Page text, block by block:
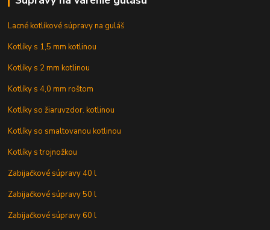
Lacné kotlíkové súpravy na guláš
Kotlíky s 1,5 mm kotlinou
Kotlíky s 2 mm kotlinou
Kotlíky s 4,0 mm roštom
Kotlíky so žiaruvzdor. kotlinou
Kotlíky so smaltovanou kotlinou
Kotlíky s trojnožkou
Zabijačkové súpravy 40 l
Zabijačkové súpravy 50 l
Zabijačkové súpravy 60 l